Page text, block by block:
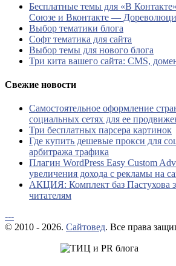
Бесплатные темы для «В
Союзе и Вконтакте —
Выбор тематики блога
Софт тематика для сайта
Выбор темы для нового блога
Три кита вашего сайта: CMS,
Свежие новости
Самостоятельное оформление
социальных сетях для ее
Три бесплатных парсера картинок
Где купить дешевые прокси для
арбитража трафика
Плагин WordPress Easy Custom
увеличения дохода с рекламы на
АКЦИЯ: Комплект баз Пастухова
читателям
---
© 2010 - 2026. Сайтовед. Все права